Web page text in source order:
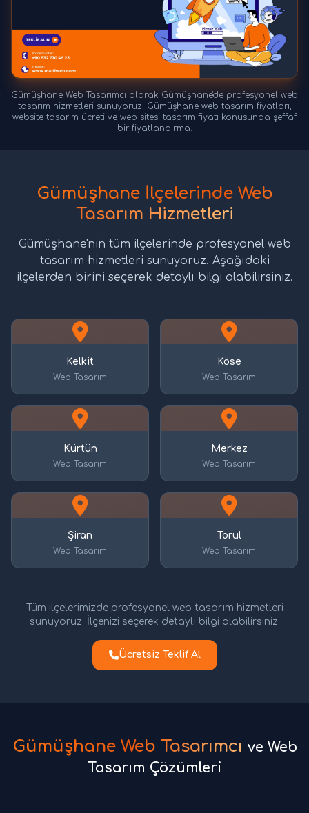
Gümüşhane Web Tasarımcı olarak Gümüşhane'de profesyonel web
tasarım hizmetleri sunuyoruz. Gümüşhane web tasarım fiyatları,
website tasarım ücreti ve web sitesi tasarım fiyatı konusunda şeffaf
bir fiyatlandırma.
Gümüşhane İlçelerinde Web
Tasarım Hizmetleri
Gümüşhane'nin tüm ilçelerinde profesyonel web
tasarım hizmetleri sunuyoruz. Aşağıdaki
ilçelerden birini seçerek detaylı bilgi alabilirsiniz.
Kelkit
Web Tasarım
Köse
Web Tasarım
Kürtün
Web Tasarım
Merkez
Web Tasarım
Şiran
Web Tasarım
Torul
Web Tasarım
Tüm ilçelerimizde profesyonel web tasarım hizmetleri
sunuyoruz. İlçenizi seçerek detaylı bilgi alabilirsiniz.
Ücretsiz Teklif Al
Gümüşhane Web Tasarımcı ve Web
Tasarım Çözümleri